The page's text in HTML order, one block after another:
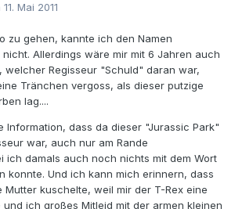
11. Mai 2011
zu gehen, kannte ich den Namen
Allerdings wäre mir mit 6 Jahren auch
welcher Regisseur "Schuld" daran war,
Tränchen vergoss, als dieser putzige
lag....
Information, dass da dieser "Jurassic Park"
war, auch nur am Rande
ich damals auch noch nichts mit dem Wort
konnte. Und ich kann mich erinnern, dass
Mutter kuschelte, weil mir der T-Rex eine
ich großes Mitleid mit der armen kleinen